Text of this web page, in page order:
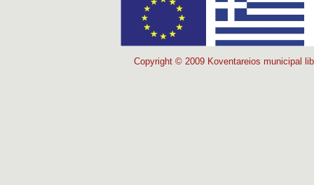
Copyright © 2009 Koventareios municipal